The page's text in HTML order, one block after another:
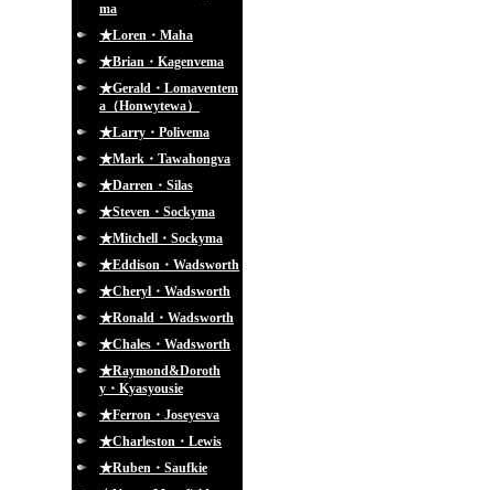
ma
★Loren・Maha
★Brian・Kagenvema
★Gerald・Lomaventem
a（Honwytewa）
★Larry・Polivema
★Mark・Tawahongva
★Darren・Silas
★Steven・Sockyma
★Mitchell・Sockyma
★Eddison・Wadsworth
★Cheryl・Wadsworth
★Ronald・Wadsworth
★Chales・Wadsworth
★Raymond&Doroth
y・Kyasyousie
★Ferron・Joseyesva
★Charleston・Lewis
★Ruben・Saufkie